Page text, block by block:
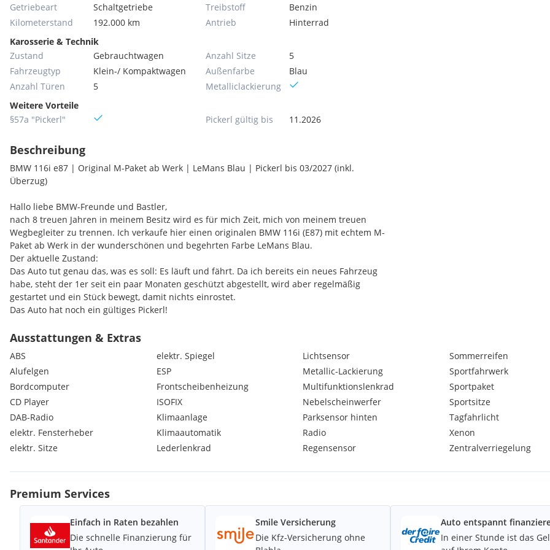
Getriebeart
Schaltgetriebe
Kilometerstand
192.000 km
Treibstoff
Benzin
Antrieb
Hinterrad
Karosserie & Technik
Zustand
Gebrauchtwagen
Fahrzeugtyp
Klein-/ Kompaktwagen
Anzahl Türen
5
Anzahl Sitze
5
Außenfarbe
Blau
Metallic­lackierung
Weitere Vorteile
§57a "Pickerl"
Pickerl gültig bis 11.2026
Beschreibung
BMW 116i e87 | Original M-Paket ab Werk | LeMans Blau | Pickerl bis 03/2027 (inkl.
Überzug)
Hallo liebe BMW-Freunde und Bastler,
nach 8 treuen Jahren in meinem Besitz wird es für mich Zeit, mich von meinem treuen
Wegbegleiter zu trennen. Ich verkaufe hier einen originalen BMW 116i (E87) mit echtem M-
Paket ab Werk in der wunderschönen und begehrten Farbe LeMans Blau.
Der aktuelle Zustand:
Das Auto tut genau das, was es soll: Es läuft und fährt. Da ich bereits ein neues Fahrzeug
habe, steht der 1er seit ein paar Monaten geschützt abgestellt, wird aber regelmäßig
gestartet und ein Stück bewegt, damit nichts einrostet.
Das Auto hat noch ein gültiges Pickerl!
Inklusive 4 Monate Überzug: bis 03/2027 fahrbereit!
Warum als Bastlerwagen?
Damit der Wagen auch die nächsten Jahre wieder problemlos die Plakette bekommt und im
alten Glanz erstrahlt, benötigt er definitiv etwas Liebe. Ich verkaufe ihn daher ausdrücklich
als Bastlerwagen / Projektauto.
Karosserie/Unterboden: Es gibt Anrostungen in der Bodengruppe, die vor dem nächsten
großen Pickerl geschweißt/behandelt werden sollten.
Optik: Auch optisch gibt es nach den Jahren die typischen Gebrauchsspuren
(Kratzer/Dellen) – eben ein Auto, das gelebt hat, aber mit etwas Zuneigung wieder top
dasteht.
M-Sportfahrwerk
M-Lederlenkrad & Sportsitze
Seltene & beliebte Farbe: LeMans Blau metallic
Rechtlicher Hinweis:
Ausstattungen & Extras
ABS
Alufelgen
Bordcomputer
CD Player
DAB-Radio
elektr. Fensterheber
elektr. Sitze
elektr. Spiegel
ESP
Frontscheibenheizung
ISOFIX
Klimaanlage
Klimaautomatik
Lederlenkrad
Lichtsensor
Metallic-Lackierung
Multifunktionslenkrad
Nebelscheinwerfer
Parksensor hinten
Radio
Regensensor
Sommerreifen
Sportfahrwerk
Sportpaket
Sportsitze
Tagfahrlicht
Xenon
Zentralverriegelung
Premium Services
Einfach in Raten bezahlen
Die schnelle Finanzierung für
Smile Versicherung
Die Kfz-Versicherung ohne
Auto entspannt
In einer Stunde ist das